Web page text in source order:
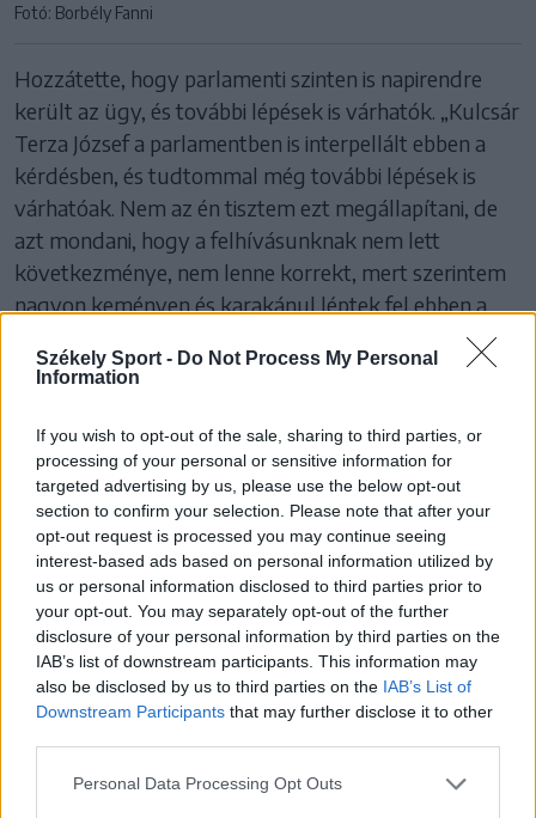
Székely Sport - Do Not Process My Personal
Information
If you wish to opt-out of the sale, sharing to third parties, or
processing of your personal or sensitive information for
targeted advertising by us, please use the below opt-out
section to confirm your selection. Please note that after your
opt-out request is processed you may continue seeing
interest-based ads based on personal information utilized by
us or personal information disclosed to third parties prior to
your opt-out. You may separately opt-out of the further
disclosure of your personal information by third parties on the
IAB’s list of downstream participants. This information may
also be disclosed by us to third parties on the IAB’s List of
Downstream Participants that may further disclose it to other
Personal Data Processing Opt Outs
Fotó: Borbély Fanni
Hozzátette, hogy parlamenti szinten is napirendre
került az ügy, és további lépések is várhatók. „Kulcsár
Terza József a parlamentben is interpellált ebben a
kérdésben, és tudtommal még további lépések is
várhatóak. Nem az én tisztem ezt megállapítani, de
azt mondani, hogy a felhívásunknak nem lett
következménye, nem lenne korrekt, mert szerintem
nagyon keményen és karakánul léptek fel ebben a
A klubelnök szerint az élvonalbeli ellenfelek többsége
együttműködésre. „Vannak kifejezetten barátságos
tapasztalataink is: a Kolozsvári U elleni meccs előtt a
klub tulajdonosai, a Costantea testvérek meghívtak
minket ebédre, ahol ezt az ügyet is megbeszéltük.
Számomra kellemes meglepetés volt, hogy a
kolozsvári sajtóban is elhatárolódtak az ilyen
történetektől, és személyesen is elmondták, hogy
ezzel nem értenek egyet” – mondta miközben jelezte,
hogy az élvonalba jutás óta már több mint százezer
lejes bírságot szabtak ki a klubra. „A fegyelmi
bizottság a 54. cikk 6. bekezdésére hivatkozva